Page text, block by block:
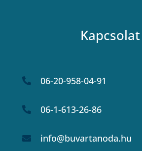
Kapcsolat
 06-20-958-04-91
 06-1-613-26-86
 info@buvartanoda.hu